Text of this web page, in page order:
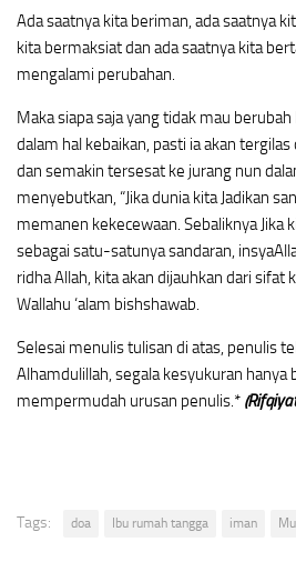
Ada saatnya kita beriman, ada saatnya
kita bermaksiat dan ada saatnya kita
mengalami perubahan.
Maka siapa saja yang tidak mau
dalam hal kebaikan, pasti ia akan
dan semakin tersesat ke jurang nun
menyebutkan, “Jika dunia kita Jadikan
memanen kekecewaan. Sebaliknya Jika
sebagai satu-satunya sandaran,
ridha Allah, kita akan dijauhkan dari sifat
Wallahu ‘alam bishshawab.
Selesai menulis tulisan di atas, penulis
Alhamdulillah, segala kesyukuran hanya
mempermudah urusan penulis.*
Tags: doa Ibu rumah tangga iman